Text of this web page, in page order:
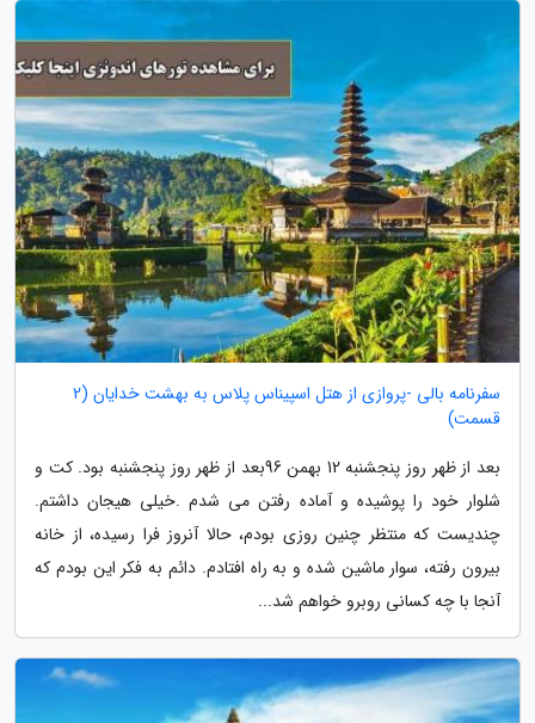
سفرنامه بالی -پروازی از هتل اسپیناس پلاس به بهشت خدایان (2
قسمت)
بعد از ظهر روز پنجشنبه 12 بهمن 96بعد از ظهر روز پنجشنبه بود. کت و
شلوار خود را پوشیده و آماده رفتن می شدم .خیلی هیجان داشتم.
چندیست که منتظر چنین روزی بودم، حالا آنروز فرا رسیده، از خانه
بیرون رفته، سوار ماشین شده و به راه افتادم. دائم به فکر این بودم که
آنجا با چه کسانی روبرو خواهم شد...